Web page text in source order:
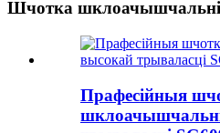
Шчотка
Прафесійныя